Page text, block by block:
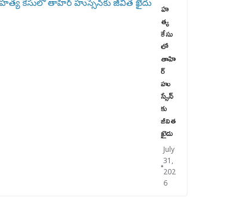
హ
త్య
కేసు
లో
తాహి
ర్
హు
స్సేన్‌
కు
జీవిత
ఖైదు
July
31,
202
6